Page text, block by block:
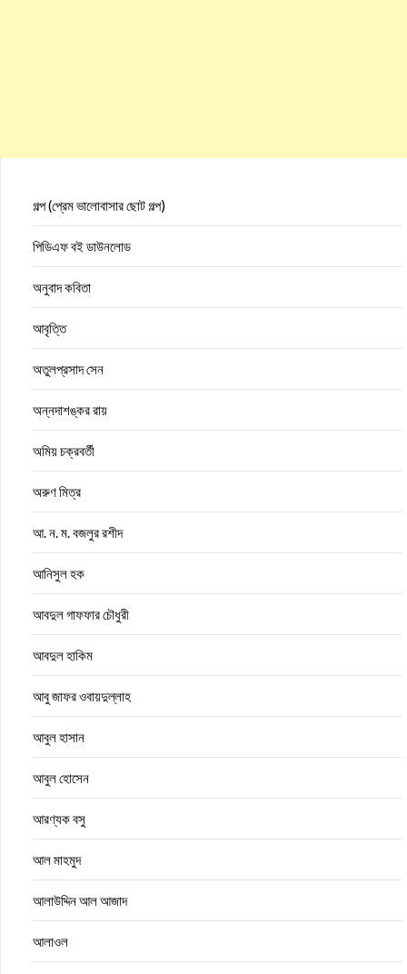
গল্প (প্রেম ভালোবাসার ছোট গল্প)
পিডিএফ বই ডাউনলোড
অনুবাদ কবিতা
আবৃত্তি
অতুলপ্রসাদ সেন
অন্নদাশঙ্কর রায়
অমিয় চক্রবর্তী
অরুণ মিত্র
আ. ন. ম. বজলুর রশীদ
আনিসুল হক
আবদুল গাফফার চৌধুরী
আবদুল হাকিম
আবু জাফর ওবায়দুল্লাহ
আবুল হাসান
আবুল হোসেন
আরণ্যক বসু
আল মাহমুদ
আলাউদ্দিন আল আজাদ
আলাওল